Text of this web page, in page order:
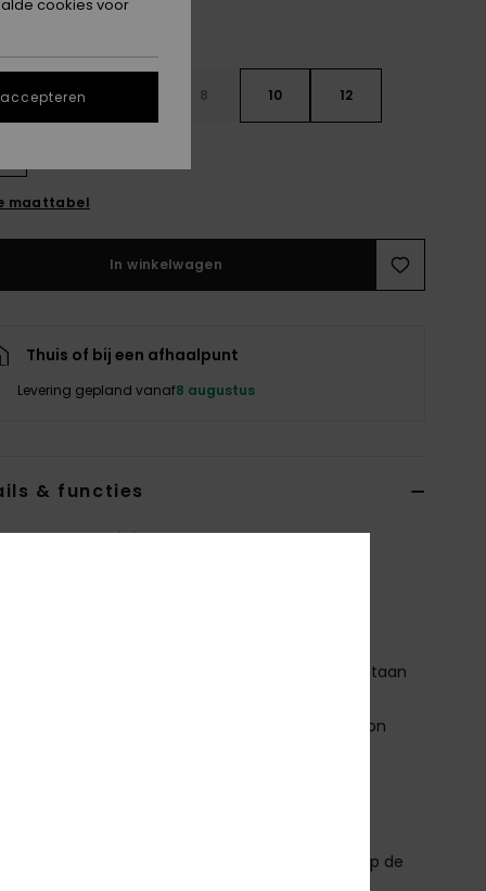
4 8 10 12
maattabel
In winkelwagen
Thuis of bij een afhaalpunt
Levering gepland vanaf8 augustus
& functies
Zwart Wetsuit jack
Gerecycled polyester en elastaan
Gerecycled polyester en nylon
Instapsysteem: verticaal instapsysteem met rits op de
cookies voor